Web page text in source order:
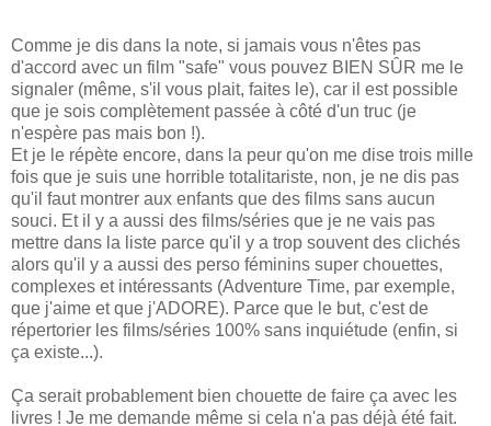
Comme je dis dans la note, si jamais vous n'êtes pas
d'accord avec un film "safe" vous pouvez BIEN SÛR me le
signaler (même, s'il vous plait, faites le), car il est possible
que je sois complètement passée à côté d'un truc (je
n'espère pas mais bon !).
Et je le répète encore, dans la peur qu'on me dise trois mille
fois que je suis une horrible totalitariste, non, je ne dis pas
qu'il faut montrer aux enfants que des films sans aucun
souci. Et il y a aussi des films/séries que je ne vais pas
mettre dans la liste parce qu'il y a trop souvent des clichés
alors qu'il y a aussi des perso féminins super chouettes,
complexes et intéressants (Adventure Time, par exemple,
que j'aime et que j'ADORE). Parce que le but, c'est de
répertorier les films/séries 100% sans inquiétude (enfin, si
ça existe...).
Ça serait probablement bien chouette de faire ça avec les
livres ! Je me demande même si cela n'a pas déjà été fait.